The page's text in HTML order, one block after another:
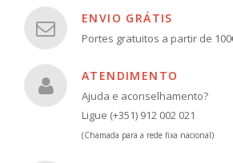
ENVIO GRÁTIS
Portes gratuitos a partir de
ATENDIMENTO
Ajuda e aconselhamento?
Ligue (+351) 912 002 021
(Chamada para a rede fixa nacional)